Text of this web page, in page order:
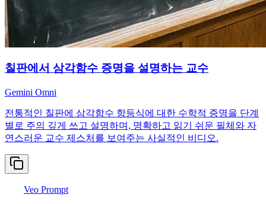
칠판에서 삼각함수 증명을 설명하는 교수
Gemini Omni
전통적인 칠판에 삼각함수 항등식에 대한 수학적 증명을 단계
별로 주의 깊게 쓰고 설명하며, 명확하고 읽기 쉬운 필체와 자
연스러운 교수 제스처를 보여주는 사실적인 비디오.
Veo Prompt